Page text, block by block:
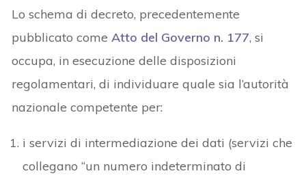
Lo schema di decreto, precedentemente
pubblicato comeAtto del Governo n. 177, si
occupa, in esecuzione delle disposizioni
regolamentari, di individuare quale sia l’autorità
nazionale competente per:
i servizi di intermediazione dei dati (servizi che
collegano “un numero indeterminato di